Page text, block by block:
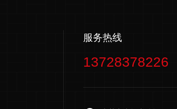
服务热线
13728378226